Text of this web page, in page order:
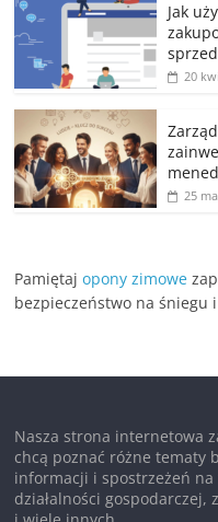
Jak
20
25
Pamiętajopony zimowe
bezpieczeństwo na śniegu
Nasza strona internetowa
chcą poznać różne tematy
informacji i spostrzeżeń
działalności